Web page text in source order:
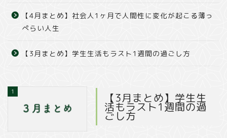
【4月まとめ】社会人1ヶ月で人間性に変化が起こる薄っ
ぺらい人生
【3月まとめ】学生生活もラスト1週間の過ごし方
1 【3月まとめ】学生生
活もラスト1週間の過
ごし方